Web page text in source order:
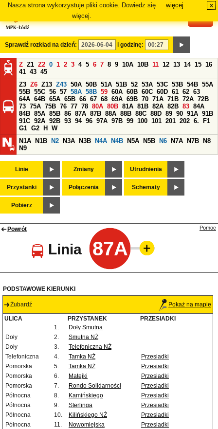
Nasza strona wykorzystuje pliki cookie. Dowiedz się
więcej.
więcej x
Sprawdź rozkład na dzień: i godzinę:
Z Z1 Z2 0 1 2 3 4 5 6 7 8 9 10A 10B 11 12 13 14 15 16
41 43 45
Z3 Z6 Z13 Z43 50A 50B 51A 51B 52 53A 53C 53B 54B 55A
55B 55C 56 57 58A 58B 59 60A 60B 60C 60D 61 62 63
64A 64B 65A 65B 66 67 68 69A 69B 70 71A 71B 72A 72B
73 75A 75B 76 77 78 80A 80B 81A 81B 82A 82B 83 84A
84B 85A 85B 86 87A 87B 88A 88B 88C 88D 89 90 91A 91B
91C 92A 92B 93 94 96 97A 97B 99 100 101 201 202 6.
F1
G1 G2 H
W
N1A
N1B N2 N3A N3B N4A N4B N5A N5B N6 N7A N7B
N8
N9
Linie Zmiany Utrudnienia
Przystanki Połączenia Schematy
Pobierz
Powrót
Linia 87A
Pomoc
PODSTAWOWE KIERUNKI
Żubardź Pokaż na mapie
ULICA PRZYSTANEK
PRZESIADKI
1.
Doły Smutna
Doły
2.
Smutna NŻ
Doły
3.
Telefoniczna NŻ
Telefoniczna
4. Tamka NŻ
Przesiadki
Pomorska
5. Tamka NŻ
Przesiadki
Pomorska
6. Matejki
Przesiadki
Pomorska
7. Rondo Solidarności
Przesiadki
Północna
8. Kamińskiego
Przesiadki
Północna
9. Sterlinga
Przesiadki
Północna
10. Kilińskiego NŻ
Przesiadki
Północna
11. Nowomiejska
Przesiadki